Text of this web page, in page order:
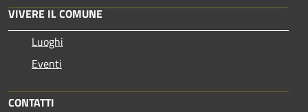
VIVERE IL COMUNE
Luoghi
Eventi
CONTATTI